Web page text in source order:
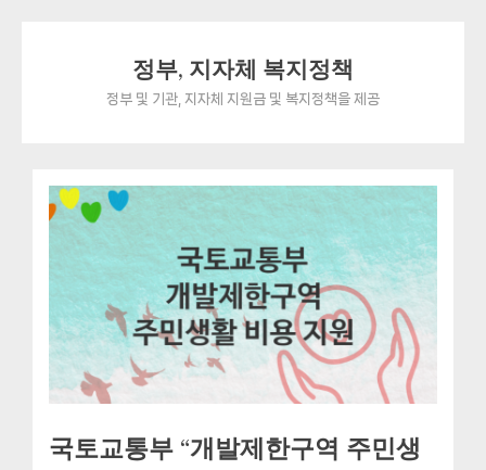
정부, 지자체 복지정책
정부 및 기관, 지자체 지원금 및 복지정책을 제공
국토교통부 “개발제한구역 주민생